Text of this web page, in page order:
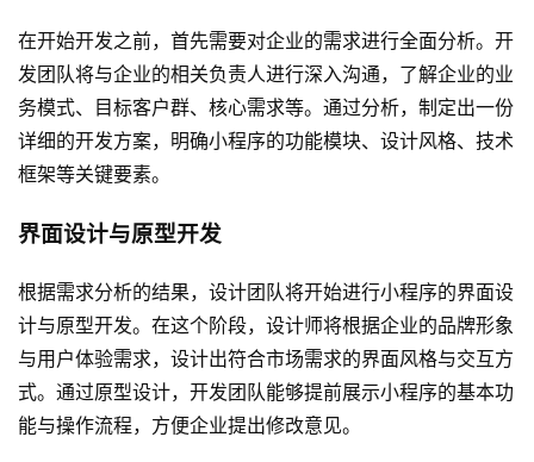
在开始开发之前，首先需要对企业的需求进行全面分析。开
发团队将与企业的相关负责人进行深入沟通，了解企业的业
务模式、目标客户群、核心需求等。通过分析，制定出一份
详细的开发方案，明确小程序的功能模块、设计风格、技术
框架等关键要素。
界面设计与原型开发
根据需求分析的结果，设计团队将开始进行小程序的界面设
计与原型开发。在这个阶段，设计师将根据企业的品牌形象
与用户体验需求，设计出符合市场需求的界面风格与交互方
式。通过原型设计，开发团队能够提前展示小程序的基本功
能与操作流程，方便企业提出修改意见。